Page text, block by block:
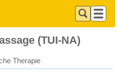
(TUI-NA)
Therapie